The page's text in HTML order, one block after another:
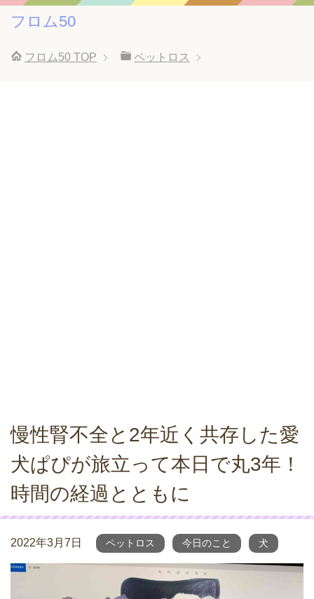
フロム50
フロム50 TOP ペットロス
慢性腎不全と2年近く共存した愛
犬ぱぴが旅立って本日で丸3年！
時間の経過とともに
2022年3月7日 ペットロス 今日のこと 犬